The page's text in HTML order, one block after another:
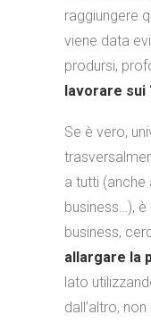
raggiungere
viene data
prodursi,
lavorare sui
Se è vero,
a tutti
business…),
business,
allargare la
lato
dall’altro,